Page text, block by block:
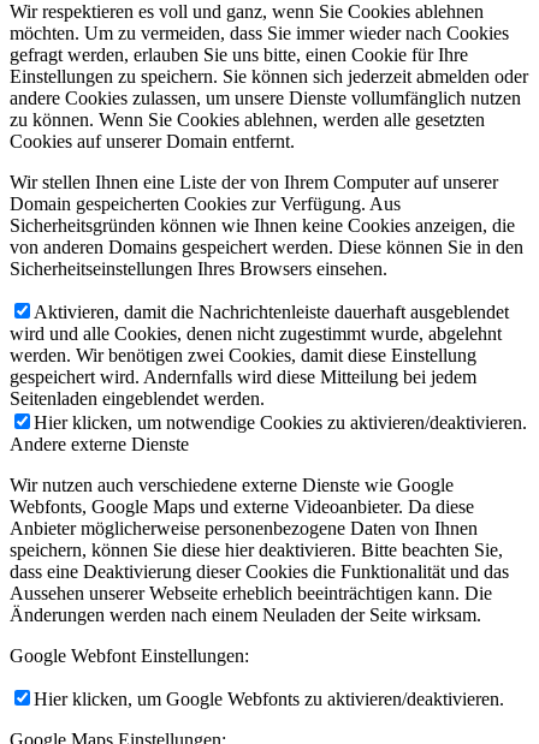
Wir respektieren es voll und ganz, wenn Sie Cookies ablehnen
möchten. Um zu vermeiden, dass Sie immer wieder nach Cookies
gefragt werden, erlauben Sie uns bitte, einen Cookie für Ihre
Einstellungen zu speichern. Sie können sich jederzeit abmelden oder
andere Cookies zulassen, um unsere Dienste vollumfänglich nutzen
zu können. Wenn Sie Cookies ablehnen, werden alle gesetzten
Cookies auf unserer Domain entfernt.
Wir stellen Ihnen eine Liste der von Ihrem Computer auf unserer
Domain gespeicherten Cookies zur Verfügung. Aus
Sicherheitsgründen können wie Ihnen keine Cookies anzeigen, die
von anderen Domains gespeichert werden. Diese können Sie in den
Sicherheitseinstellungen Ihres Browsers einsehen.
Aktivieren, damit die Nachrichtenleiste dauerhaft ausgeblendet
wird und alle Cookies, denen nicht zugestimmt wurde, abgelehnt
werden. Wir benötigen zwei Cookies, damit diese Einstellung
gespeichert wird. Andernfalls wird diese Mitteilung bei jedem
Seitenladen eingeblendet werden.
Hier klicken, um notwendige Cookies zu aktivieren/deaktivieren.
Andere externe Dienste
Wir nutzen auch verschiedene externe Dienste wie Google
Webfonts, Google Maps und externe Videoanbieter. Da diese
Anbieter möglicherweise personenbezogene Daten von Ihnen
speichern, können Sie diese hier deaktivieren. Bitte beachten Sie,
dass eine Deaktivierung dieser Cookies die Funktionalität und das
Aussehen unserer Webseite erheblich beeinträchtigen kann. Die
Änderungen werden nach einem Neuladen der Seite wirksam.
Google Webfont Einstellungen:
Hier klicken, um Google Webfonts zu aktivieren/deaktivieren.